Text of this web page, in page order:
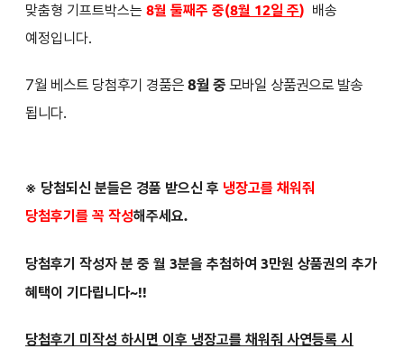
맞춤형 기프트박스는 8월 둘째주 중(8월 12일 주) 배송
예정입니다.
7월 베스트 당첨후기 경품은 8월 중 모바일 상품권으로 발송
됩니다.
※ 당첨되신 분들은 경품 받으신 후 냉장고를 채워줘
당첨후기를 꼭 작성해주세요.
당첨후기 작성자 분 중 월 3분을 추첨하여 3만원 상품권의 추가
혜택이 기다립니다~!!
당첨후기 미작성 하시면 이후 냉장고를 채워줘 사연등록 시